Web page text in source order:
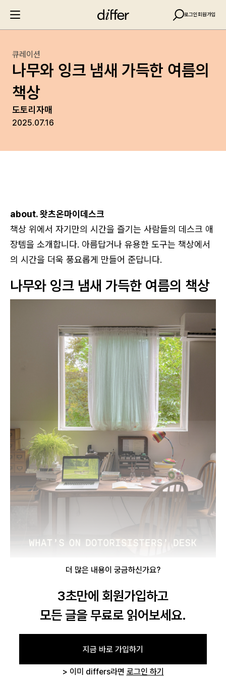
로그인회원가입
큐레이션
나무와 잉크 냄새 가득한 여름의
책상
도토리자매
2025.07.16
about. 왓츠온마이데스크
책상 위에서 자기만의 시간을 즐기는 사람들의 데스크 애
장템을 소개합니다. 아름답거나 유용한 도구는 책상에서
의 시간을 더욱 풍요롭게 만들어 준답니다.
나무와 잉크 냄새 가득한 여름의 책상
더 많은 내용이 궁금하신가요?
3초만에 회원가입하고
모든 글을 무료로 읽어보세요.
지금 바로 가입하기
> 이미 differs라면 로그인 하기
로그인
카카오로 시작하기